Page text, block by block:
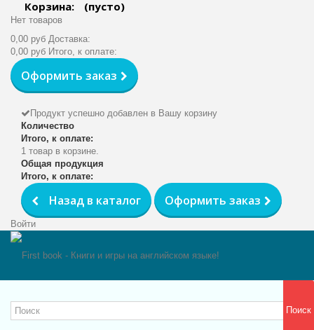
Корзина: (пусто)
Нет товаров
0,00 руб Доставка:
0,00 руб Итого, к оплате:
Оформить заказ
Продукт успешно добавлен в Вашу корзину
Количество
Итого, к оплате:
1 товар в корзине.
Общая продукция
Итого, к оплате:
Назад в каталог Оформить заказ
Войти
Поиск